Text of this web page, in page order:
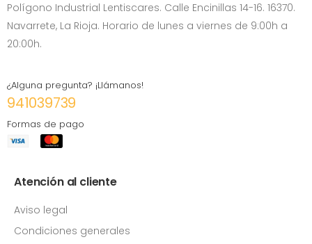
Polígono Industrial Lentiscares. Calle Encinillas 14-16. 16370.
Navarrete, La Rioja. Horario de lunes a viernes de 9:00h a
20:00h.
¿Alguna pregunta? ¡Llámanos!
941039739
Formas de pago
Atención al cliente
Aviso legal
Condiciones generales